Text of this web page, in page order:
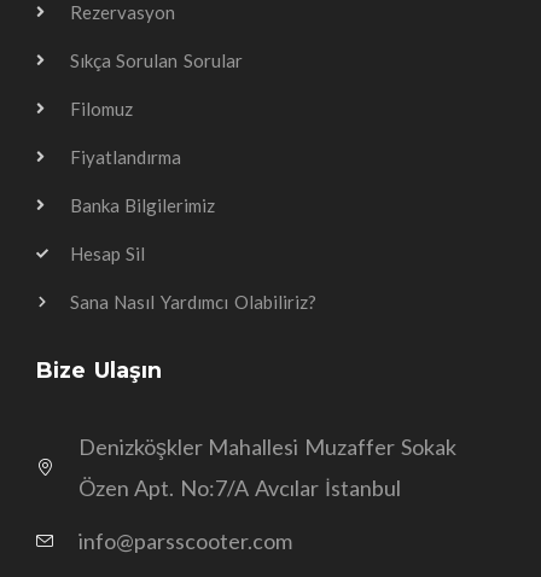
Rezervasyon
Sıkça Sorulan Sorular
Filomuz
Fiyatlandırma
Banka Bilgilerimiz
Hesap Sil
Sana Nasıl Yardımcı Olabiliriz?
Bize Ulaşın
Denizköşkler Mahallesi Muzaffer Sokak
Özen Apt. No:7/A Avcılar İstanbul
info@parsscooter.com